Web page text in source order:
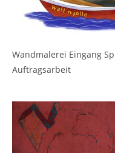
Wandmalerei Eingang
Auftragsarbeit